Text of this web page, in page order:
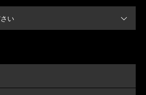
い